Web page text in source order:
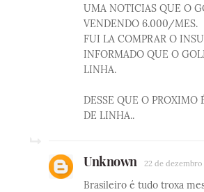
UMA NOTICIAS QUE O
VENDENDO 6.000/MES.
FUI LA COMPRAR O
INFORMADO QUE O
LINHA.
DESSE QUE O PROXIMO
DE LINHA..
Unknown 22 de dezembro
Brasileiro é tudo troxa